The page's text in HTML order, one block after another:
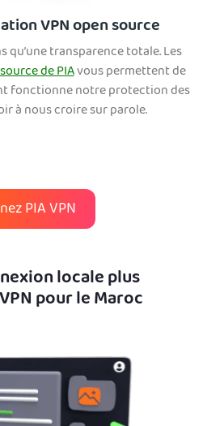
VPN open source
qu’une transparence totale. Les
de PIAvous permettent de
fonctionne notre protection des
à nous croire sur parole.
PIA VPN
locale plus
pour le Maroc